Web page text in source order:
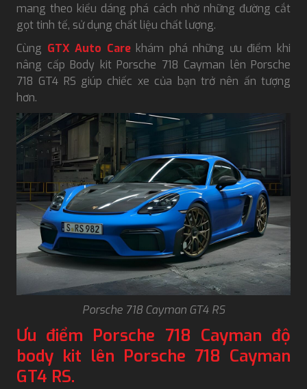
mang theo kiểu dáng phá cách nhờ những đường cắt
gọt tinh tế, sử dụng chất liệu chất lượng.
Cùng GTX Auto Carekhám phá những ưu điểm khi
nâng cấp Body kit Porsche 718 Cayman lên Porsche
718 GT4 RS giúp chiếc xe của bạn trở nên ấn tượng
hơn.
Porsche 718 Cayman GT4 RS
Ưu điểm Porsche 718 Cayman độ
body kit lên Porsche 718 Cayman
GT4 RS.